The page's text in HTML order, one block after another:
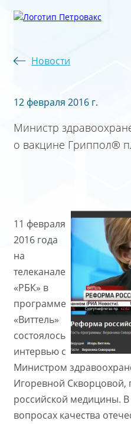
Новости
12 февраля 2016 г.
Министр
о вакцине Гриппол®
11 февраля
2016 года
на
телеканале
«РБК» в
программе
«Виттель»
состоялось
интервью с
Министром
Игоревной
российской медицины.
вопросах качества